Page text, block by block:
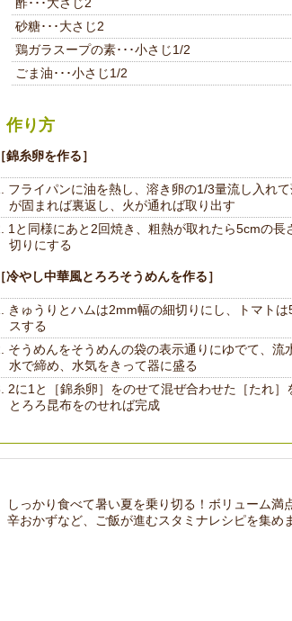
砂糖･･･大さじ2
鶏ガラスープの素･･･小さじ1/2
ごま油･･･小さじ1/2
作り方
［錦糸卵を作る］
フライパンに油を熱し、溶き卵の1/3量流し入れ
が固まれば裏返し、火が通れば取り出す
1と同様にあと2回焼き、粗熱が取れたら5cmの長
切りにする
［冷やし中華風とろろそうめんを作る］
きゅうりとハムは2mm幅の細切りにし、トマト
スする
そうめんをそうめんの袋の表示通りにゆでて、流
水で締め、水気をきって器に盛る
2に1と［錦糸卵］をのせて混ぜ合わせた［たれ］
とろろ昆布をのせれば完成
しっかり食べて暑い夏を乗り切る！ボリューム満
辛おかずなど、ご飯が進むスタミナレシピを集め